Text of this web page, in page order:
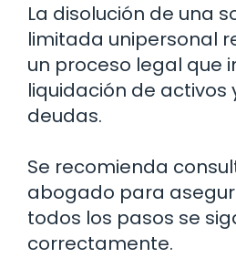
La disolución de una
limitada unipersonal
un proceso legal que
liquidación de activos
deudas.
Se recomienda
abogado para
todos los pasos se
correctamente.